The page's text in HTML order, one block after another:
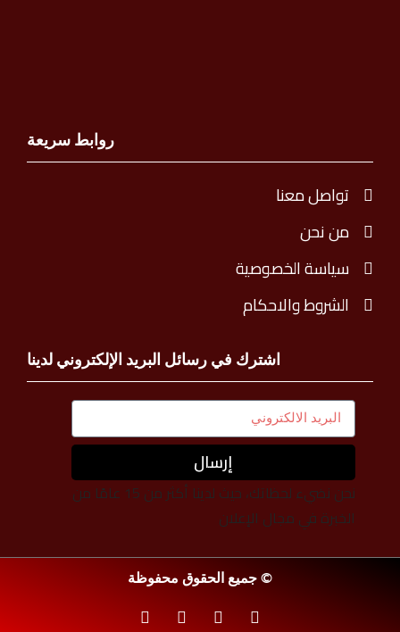
روابط سريعة
تواصل معنا
من نحن
سياسة الخصوصية
الشروط والاحكام
اشترك في رسائل البريد الإلكتروني لدينا
إرسال
نحن نضيء لحظاتك، حيث لدينا أكثر من 15 عامًا من
الخبرة في مجال الإعلان
© جميع الحقوق محفوظة